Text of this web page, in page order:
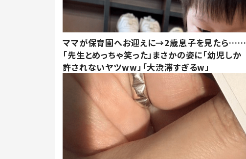
ママが保育園へお迎えに→2歳息子を見たら……
「先生とめっちゃ笑った」まさかの姿に「幼児しか
許されないヤツww」「大渋滞すぎるw」